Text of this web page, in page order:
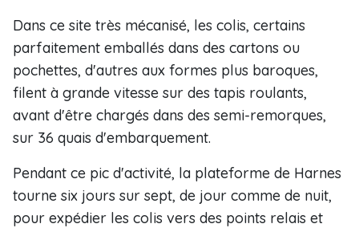
Dans ce site très mécanisé, les colis, certains
parfaitement emballés dans des cartons ou
pochettes, d'autres aux formes plus baroques,
filent à grande vitesse sur des tapis roulants,
avant d'être chargés dans des semi-remorques,
sur 36 quais d'embarquement.
Pendant ce pic d'activité, la plateforme de Harnes
tourne six jours sur sept, de jour comme de nuit,
pour expédier les colis vers des points relais et